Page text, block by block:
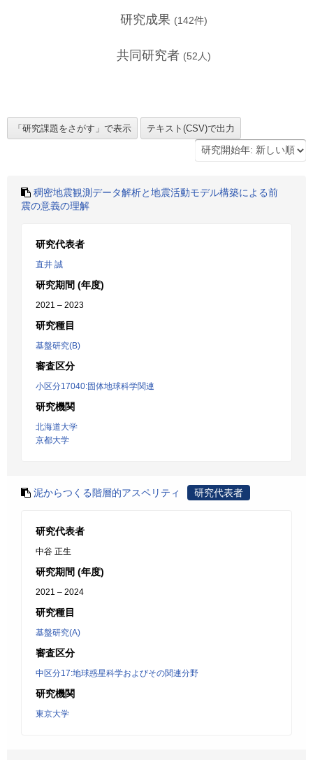
研究成果 (142件)
共同研究者 (52 人)
稠密地震観測データ解析と地震活動モデル構築による前
震の意義の理解
研究代表者
直井 誠
研究期間 (年度)
2021 – 2023
研究種目
基盤研究(B)
審査区分
小区分17040:固体地球科学関連
研究機関
北海道大学
京都大学
泥からつくる階層的アスペリティ 研究代表者
研究代表者
中谷 正生
研究期間 (年度)
2021 – 2024
研究種目
基盤研究(A)
審査区分
中区分17:地球惑星科学およびその関連分野
研究機関
東京大学